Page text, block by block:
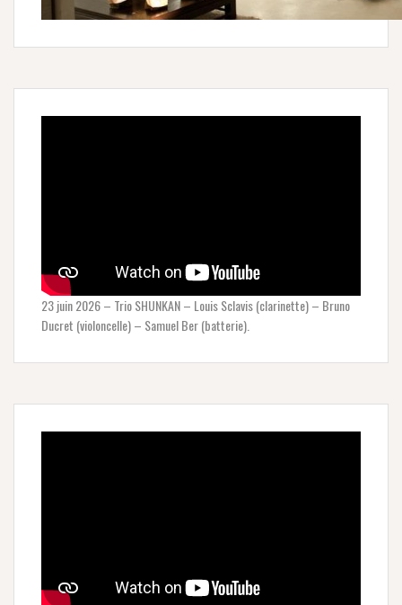
23 juin 2026 – Trio SHUNKAN – Louis Sclavis (clarinette) – Bruno
Ducret (violoncelle) – Samuel Ber (batterie).